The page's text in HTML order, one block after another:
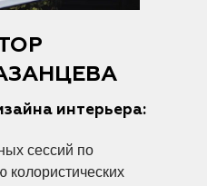
интерьера:
сессий по
колористических